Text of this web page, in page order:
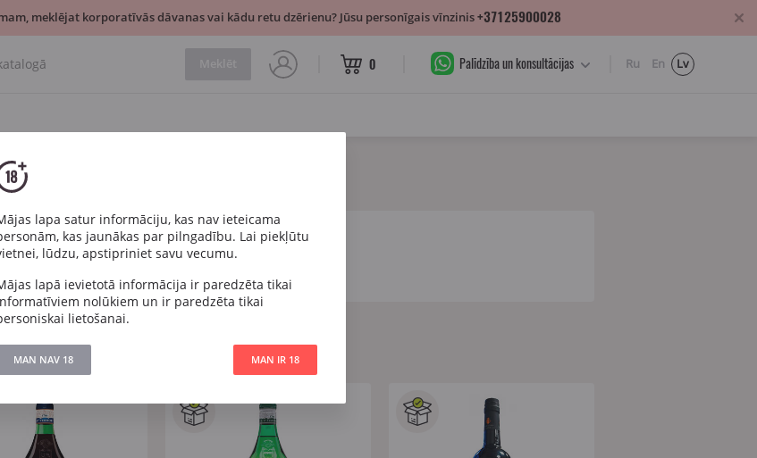
0 Palīdzība un konsultācijas Ru En Lv
lapa satur informāciju, kas nav ieteicama
kas jaunākas par pilngadību. Lai piekļūtu
lūdzu, apstipriniet savu vecumu.
lapā ievietotā informācija ir paredzēta tikai
nolūkiem un ir paredzēta tikai
lietošanai.
MAN NAV 18 MAN IR 18
meklējat korporatīvās dāvanas vai kādu retu dzērienu? Jūsu personīgais vīnzinis+37125900028